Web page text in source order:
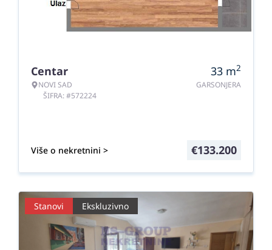
Centar
NOVI SAD
ŠIFRA: #572224
33 m2
GARSONJERA
Više o nekretnini > €133.200
Stanovi Ekskluzivno